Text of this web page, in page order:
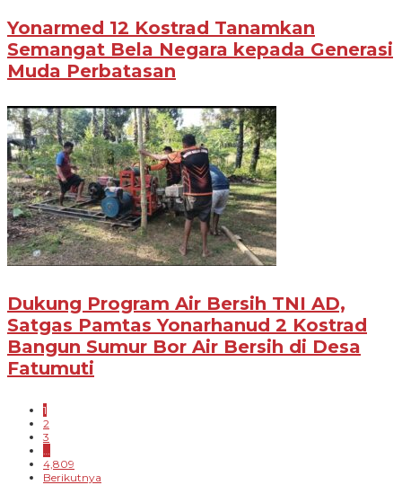
Yonarmed 12 Kostrad Tanamkan
Semangat Bela Negara kepada Generasi
Muda Perbatasan
Dukung Program Air Bersih TNI AD,
Satgas Pamtas Yonarhanud 2 Kostrad
Bangun Sumur Bor Air Bersih di Desa
Fatumuti
1
2
3
4,809
Berikutnya